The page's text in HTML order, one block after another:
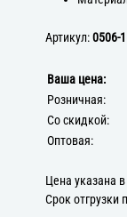
Артикул:0506-
Ваша цена:
Розничная:
Со скидкой:
Оптовая:
Цена указана
Срок отгрузки